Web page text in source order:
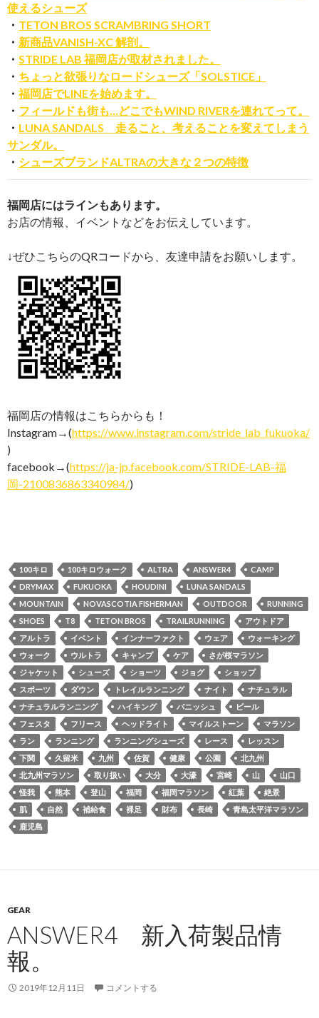
使えるシューズ
・ TETON BROS SCRAMBRING SHORT
・ 新商品VANISH-XC 解剖。
・ STRIDE LAB 福岡店が取材されました。
・ ちょっと欲張りなロードシューズ「SOLSTICE」
・福岡店でLINEを始めます。
・ フィールドも街も…どこでもWIND RIVERを連れてって。
・ LUNA SANDALS 走ること、考えることを変えてしまう
サンダル。
・ シューズブランドALTRAの大きな２つの特徴
福岡店にはラインもあります。
お店の情報、イベントなどをお伝えしています。
↓ぜひこちらのQRコードから、友達申請をお願いします。
福岡店の情報はこちらからも！
Instagram→(https://www.instagram.com/stride_lab_fukuoka/
)
facebook→(https://ja-jp.facebook.com/STRIDE-LAB-福
岡-2100836863340984/)
100キロ 100キロウォーク ALTRA ANSWER4
CAMP
DRYMAX
FUKUOKA HOUDINI
LUNA SANDALS
MOUNTAIN
NOVASCOTIA FISHERMAN OUTDOOR
RUNNING
SHOES
T8 TETON BROS TRAILRUNNING
アウトドア
アルトラ
イベント インナーファクト ウェア
ウォーキング
ウォーク
ウルトラ キャンプ ケア
さが桜マラソン
ジャケット
シューズ ショーツ ジョグ
ショップ
スポーツ
ダウン トレイルランニング ナイト
ナチュラル
ナチュラルランニング
ハイキング バニッシュ
ビール
フェスタ
フリース ヘッドライト マイルストーン
マラソン
ラン
ランニング ランニングシューズ レース
レッスン
下関
久留米 九州 佐賀 健康 公園
北九州
北九州マラソン
取り扱い 大分 大濠 宮崎 山
山口
怪我
熊本 登山 福岡 福岡マラソン 紅葉
絶景
肌
自然 補給食 裸足 財布 長崎
青島太平洋マラソン
鹿児島
GEAR
ANSWER4 新入荷製品情
報。
2019年12月11日 コメントする